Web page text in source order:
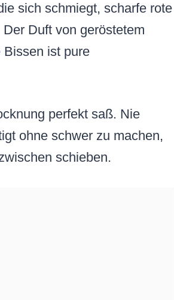
sich schmiegt, scharfe rote
Duft von geröstetem
Bissen ist pure
perfekt saß. Nie
ohne schwer zu machen,
schieben.